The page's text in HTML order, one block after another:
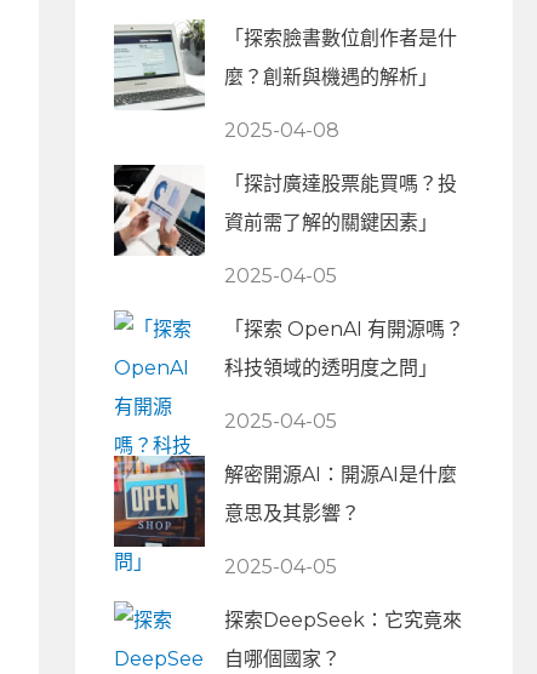
「探索臉書數位創作者是什
麼？創新與機遇的解析」
2025-04-08
「探討廣達股票能買嗎？投
資前需了解的關鍵因素」
2025-04-05
「探索 OpenAI 有開源嗎？
科技領域的透明度之問」
2025-04-05
解密開源AI：開源AI是什麼
意思及其影響？
2025-04-05
探索DeepSeek：它究竟來
自哪個國家？